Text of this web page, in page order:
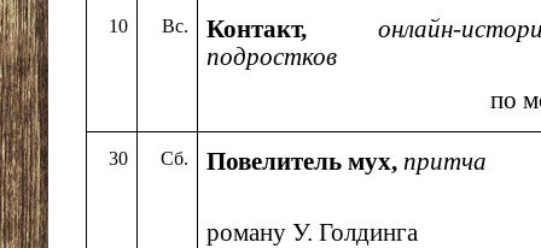
10 Вс. Контакт, онлайн-
подростков
по мотивам
30 Сб. Повелитель мух, притча
роману У. Голдинга